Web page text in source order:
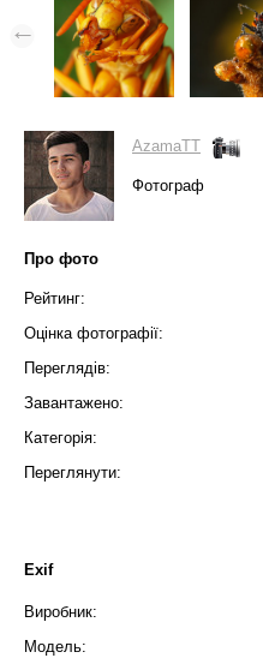
AzamaTT
Фотограф
Про фото
Рейтинг:
Оцінка фотографії:
Переглядів:
Завантажено:
Категорія:
Переглянути:
Exif
Виробник:
Модель: